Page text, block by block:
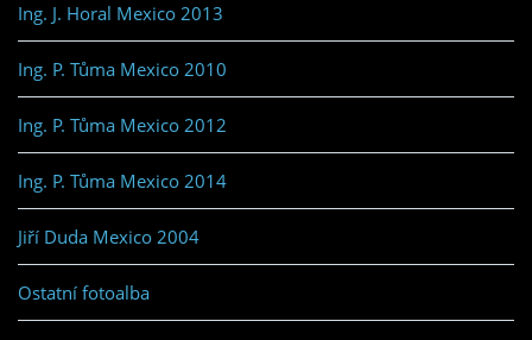
Ing. J. Horal Mexico 2013
Ing. P. Tůma Mexico 2010
Ing. P. Tůma Mexico 2012
Ing. P. Tůma Mexico 2014
Jiří Duda Mexico 2004
Ostatní fotoalba